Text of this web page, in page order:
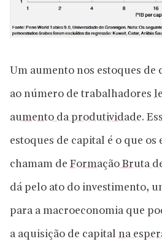
Um aumento nos estoques de
ao número de trabalhadores
aumento da produtividade.
estoques de capital é o que os
chamam de Formação Bruta
dá pelo ato do investimento,
para a macroeconomia que
a aquisição de capital na